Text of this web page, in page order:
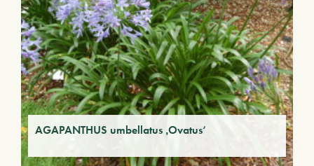
AGAPANTHUS umbellatus ‚Ovatus‘